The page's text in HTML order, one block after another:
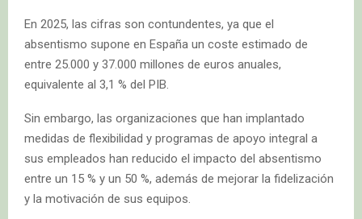
En 2025, las cifras son contundentes, ya que el
absentismo supone en España un coste estimado de
entre 25.000 y 37.000 millones de euros anuales,
equivalente al 3,1 % del PIB.
Sin embargo, las organizaciones que han implantado
medidas de flexibilidad y programas de apoyo integral a
sus empleados han reducido el impacto del absentismo
entre un 15 % y un 50 %, además de mejorar la fidelización
y la motivación de sus equipos.